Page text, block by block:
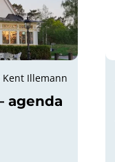
Kent Illemann
agenda